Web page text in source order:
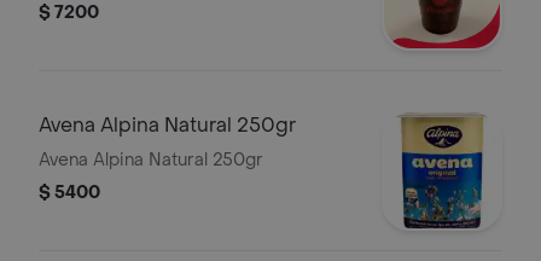
$ 7200
Avena Alpina Natural 250gr
Avena Alpina Natural 250gr
$ 5400